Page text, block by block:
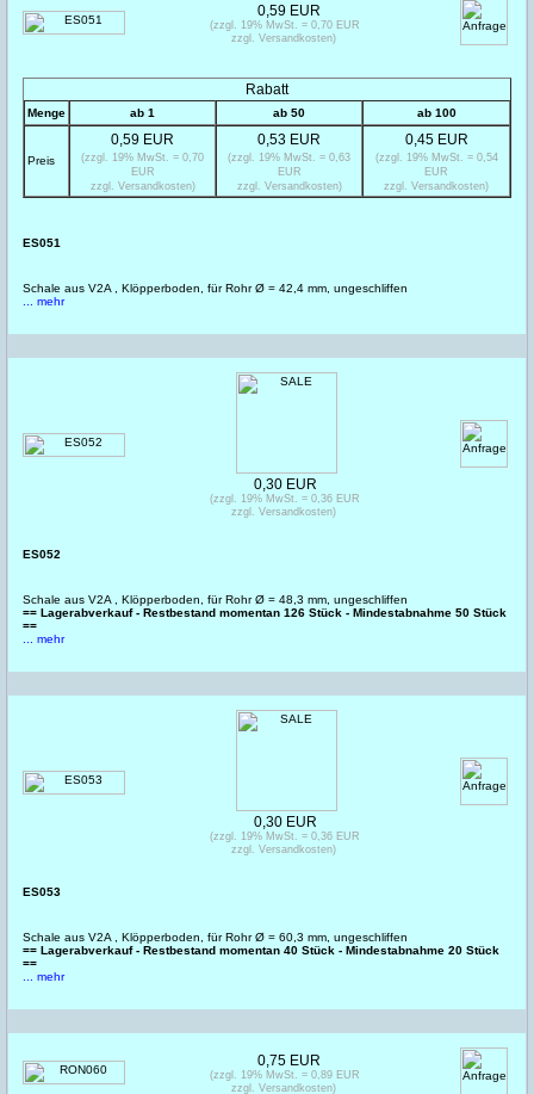
ES051
Schale aus V2A , Klöpperboden, für Rohr Ø = 42,4 mm, ungeschliffen
... mehr
Rabatt
Menge ab 1 ab 50 ab 100
Preis
0,59 EUR
(zzgl. 19% MwSt. = 0,70
EUR
zzgl. Versandkosten)
0,53 EUR
(zzgl. 19% MwSt. = 0,63
EUR
zzgl. Versandkosten)
0,45 EUR
(zzgl. 19% MwSt. = 0,54
EUR
zzgl. Versandkosten)
0,59 EUR
(zzgl. 19% MwSt. = 0,70 EUR
zzgl. Versandkosten)
ES052
Schale aus V2A , Klöpperboden, für Rohr Ø = 48,3 mm, ungeschliffen
== Lagerabverkauf - Restbestand momentan 126 Stück - Mindestabnahme 50 Stück
==
... mehr
0,30 EUR
(zzgl. 19% MwSt. = 0,36 EUR
zzgl. Versandkosten)
ES053
Schale aus V2A , Klöpperboden, für Rohr Ø = 60,3 mm, ungeschliffen
== Lagerabverkauf - Restbestand momentan 40 Stück - Mindestabnahme 20 Stück
==
... mehr
0,30 EUR
(zzgl. 19% MwSt. = 0,36 EUR
zzgl. Versandkosten)
0,75 EUR
(zzgl. 19% MwSt. = 0,89 EUR
zzgl. Versandkosten)